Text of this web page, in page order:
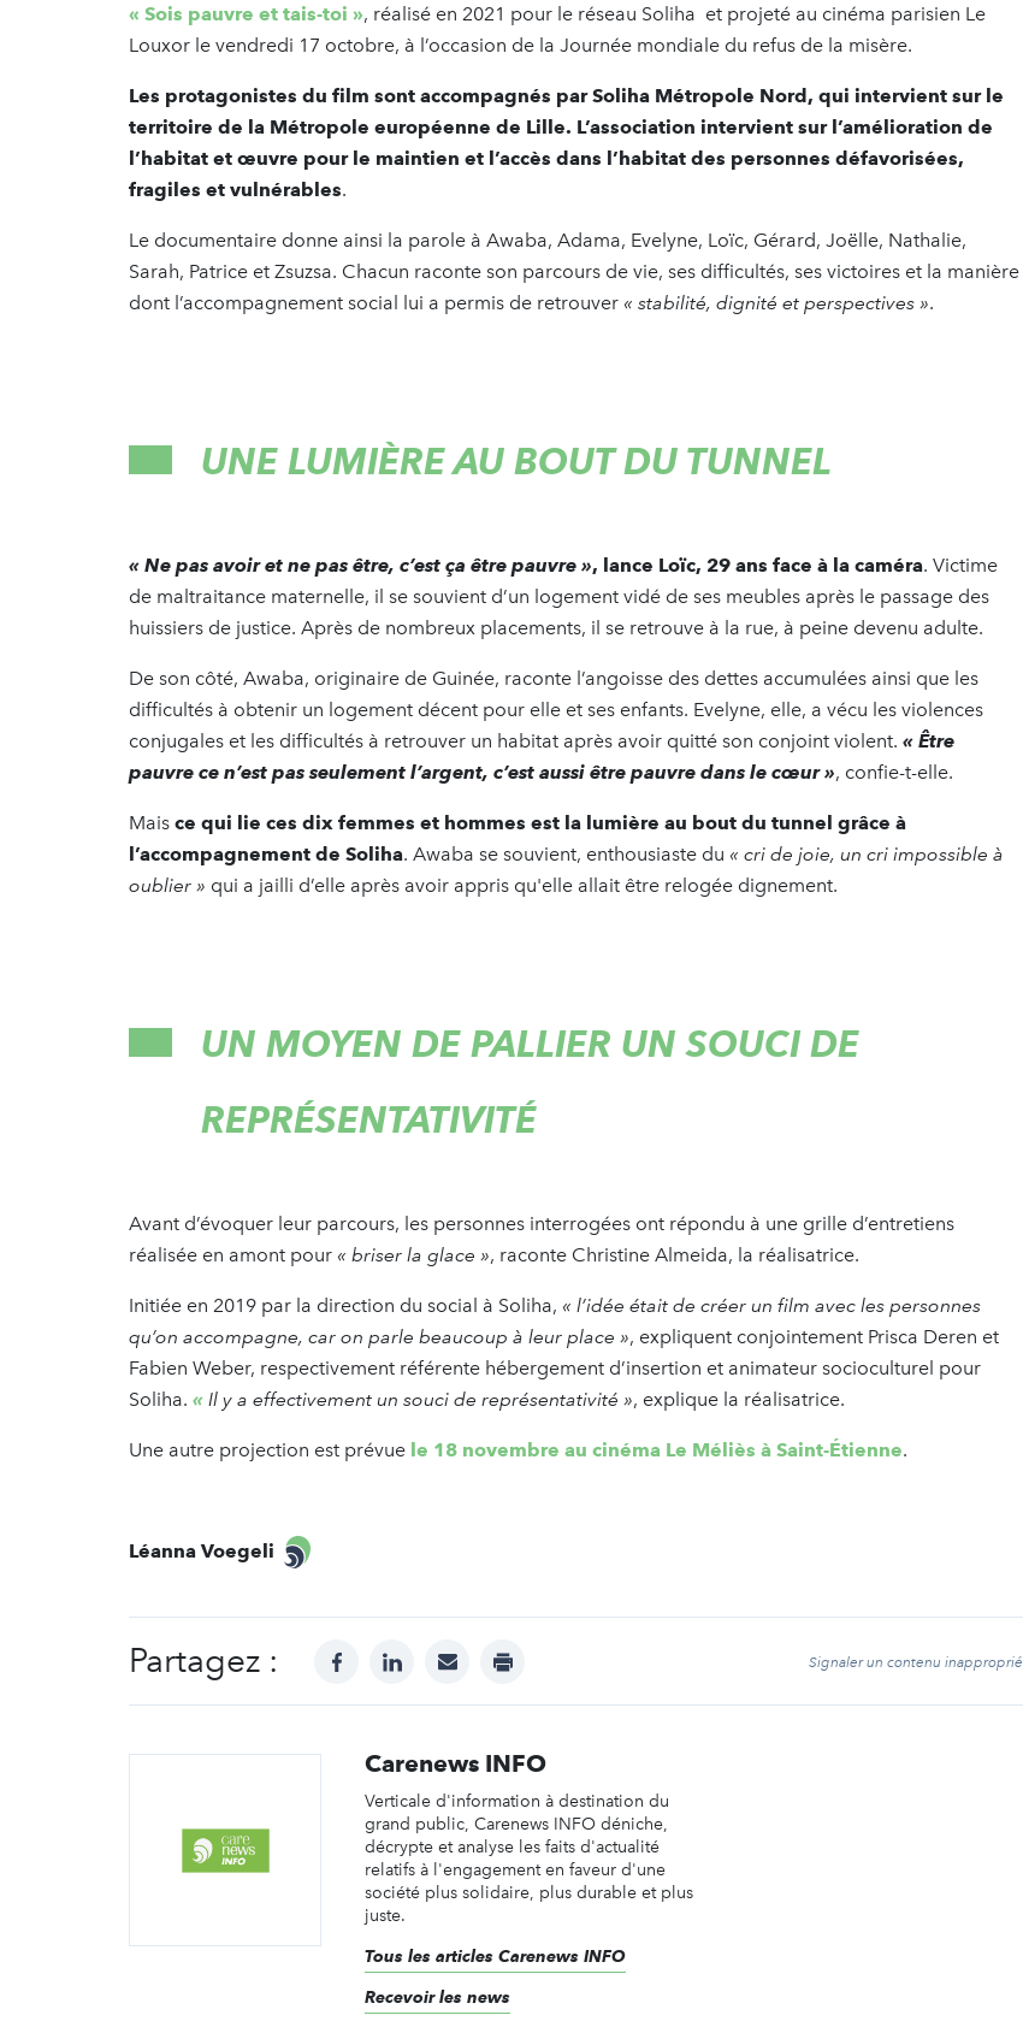
« Sois pauvre et tais-toi », réalisé en 2021 pour le réseau Soliha et projeté au cinéma parisien Le
Louxor le vendredi 17 octobre, à l’occasion de la Journée mondiale du refus de la misère.
Les protagonistes du film sont accompagnés par Soliha Métropole Nord, qui intervient sur le
territoire de la Métropole européenne de Lille. L’association intervient sur l’amélioration de
l’habitat et œuvre pour le maintien et l’accès dans l’habitat des personnes défavorisées,
fragiles et vulnérables.
Le documentaire donne ainsi la parole à Awaba, Adama, Evelyne, Loïc, Gérard, Joëlle, Nathalie,
Sarah, Patrice et Zsuzsa. Chacun raconte son parcours de vie, ses difficultés, ses victoires et la manière
dont l’accompagnement social lui a permis de retrouver « stabilité, dignité et perspectives ».
UNE LUMIÈRE AU BOUT DU TUNNEL
« Ne pas avoir et ne pas être, c’est ça être pauvre », lance Loïc, 29 ans face à la caméra. Victime
de maltraitance maternelle, il se souvient d’un logement vidé de ses meubles après le passage des
huissiers de justice. Après de nombreux placements, il se retrouve à la rue, à peine devenu adulte.
De son côté, Awaba, originaire de Guinée, raconte l’angoisse des dettes accumulées ainsi que les
difficultés à obtenir un logement décent pour elle et ses enfants. Evelyne, elle, a vécu les violences
conjugales et les difficultés à retrouver un habitat après avoir quitté son conjoint violent. « Être
pauvre ce n’est pas seulement l’argent, c’est aussi être pauvre dans le cœur », confie-t-elle.
Mais ce qui lie ces dix femmes et hommes est la lumière au bout du tunnel grâce à
l’accompagnement de Soliha. Awaba se souvient, enthousiaste du « cri de joie, un cri impossible à
oublier » qui a jailli d’elle après avoir appris qu'elle allait être relogée dignement.
UN MOYEN DE PALLIER UN SOUCI DE
REPRÉSENTATIVITÉ
Avant d’évoquer leur parcours, les personnes interrogées ont répondu à une grille d’entretiens
réalisée en amont pour « briser la glace », raconte Christine Almeida, la réalisatrice.
Initiée en 2019 par la direction du social à Soliha, « l’idée était de créer un film avec les personnes
qu’on accompagne, car on parle beaucoup à leur place », expliquent conjointement Prisca Deren et
Fabien Weber, respectivement référente hébergement d’insertion et animateur socioculturel pour
Soliha. « Il y a effectivement un souci de représentativité », explique la réalisatrice.
Une autre projection est prévue le 18 novembre au cinéma Le Méliès à Saint-Étienne.
Léanna Voegeli
Partagez : facebooklinkedinmail print Signaler un contenu inapproprié
Carenews INFO
Verticale d'information à destination du
grand public, Carenews INFO déniche,
décrypte et analyse les faits d'actualité
relatifs à l'engagement en faveur d'une
société plus solidaire, plus durable et plus
juste.
Tous les articles Carenews INFO
Recevoir les news